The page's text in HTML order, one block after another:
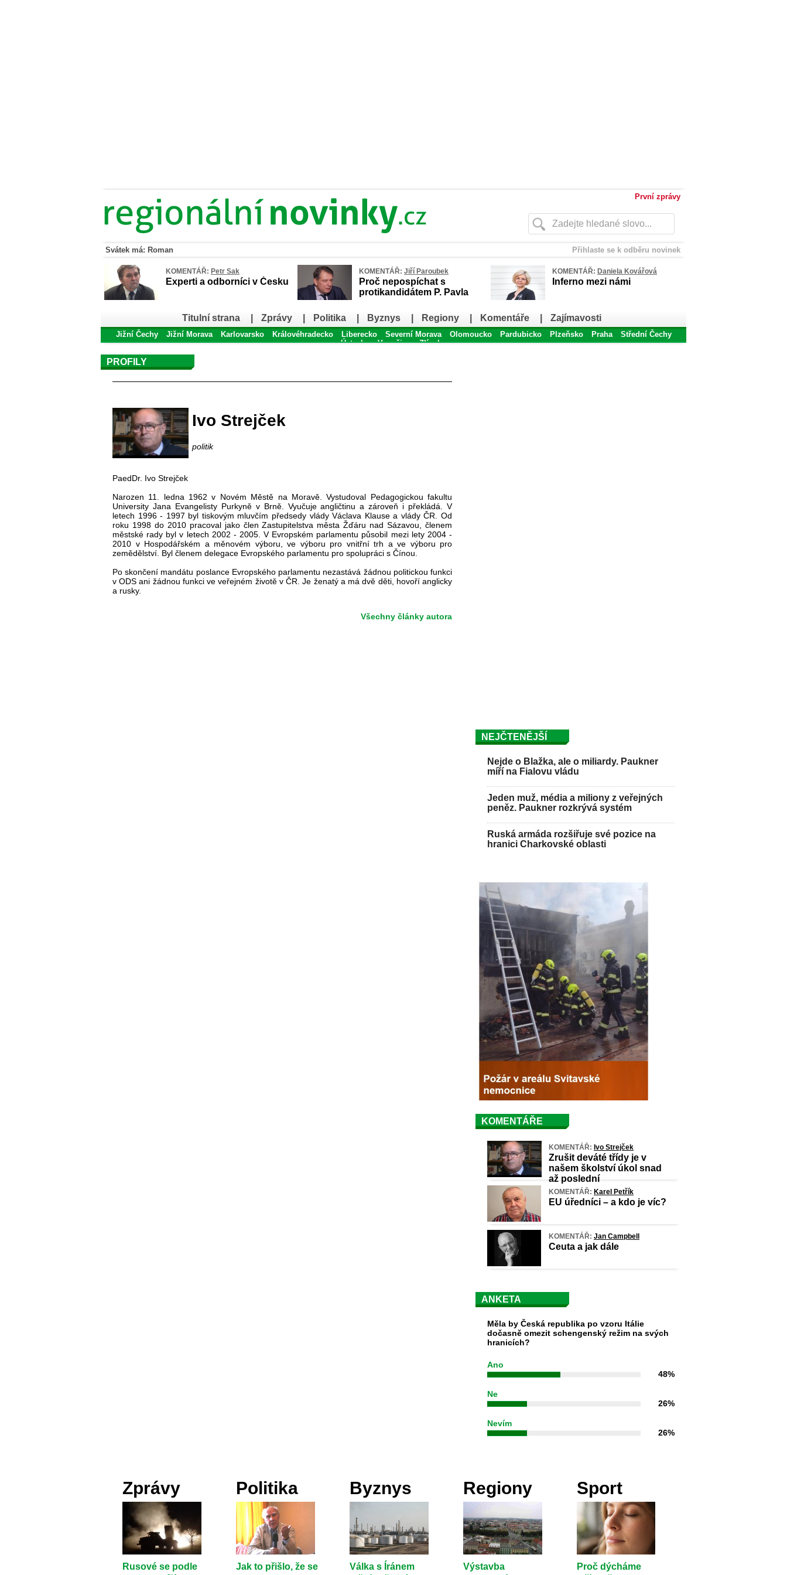
První zprávy
Přihlaste se k odběru novinek
Svátek má: Roman
KOMENTÁŘ: Petr Sak
Experti a odborníci v Česku
KOMENTÁŘ: Jiří Paroubek
Proč nepospíchat s
protikandidátem P. Pavla
KOMENTÁŘ: Daniela Kovářová
Inferno mezi námi
Titulní strana Zprávy Politika Byznys Regiony Komentáře Zajímavosti
Jižní Čechy Jižní Morava Karlovarsko Královéhradecko Liberecko Severní Morava Olomoucko Pardubicko Plzeňsko Praha
Střední Čechy
Ústecko
Vysočina Zlínsko
PROFILY
Ivo Strejček
politik
PaedDr. Ivo Strejček
Narozen 11. ledna 1962 v Novém Městě na Moravě. Vystudoval Pedagogickou fakultu
University Jana Evangelisty Purkyně v Brně. Vyučuje angličtinu a zároveň i překládá. V
letech 1996 - 1997 byl tiskovým mluvčím předsedy vlády Václava Klause a vlády ČR. Od
roku 1998 do 2010 pracoval jako člen Zastupitelstva města Žďáru nad Sázavou, členem
městské rady byl v letech 2002 - 2005. V Evropském parlamentu působil mezi lety 2004 -
2010 v Hospodářském a měnovém výboru, ve výboru pro vnitřní trh a ve výboru pro
zemědělství. Byl členem delegace Evropského parlamentu pro spolupráci s Čínou.
Po skončení mandátu poslance Evropského parlamentu nezastává žádnou politickou funkci
v ODS ani žádnou funkci ve veřejném životě v ČR. Je ženatý a má dvě děti, hovoří anglicky
a rusky.
Všechny články autora
NEJČTENĚJŠÍ
Nejde o Blažka, ale o miliardy. Paukner
míří na Fialovu vládu
Jeden muž, média a miliony z veřejných
peněz. Paukner rozkrývá systém
Ruská armáda rozšiřuje své pozice na
hranici Charkovské oblasti
KOMENTÁŘE
KOMENTÁŘ: Ivo Strejček
Zrušit deváté třídy je v
našem školství úkol snad
až poslední
KOMENTÁŘ: Karel Petřík
EU úředníci – a kdo je víc?
KOMENTÁŘ: Jan Campbell
Ceuta a jak dále
ANKETA
Měla by Česká republika po vzoru Itálie
dočasně omezit schengenský režim na svých
hranicích?
Ano
48%
Ne
26%
Nevím
26%
Zprávy
Rusové se podle
Politika
Jak to přišlo, že se
Byznys
Válka s Íránem
Regiony
Výstavba
Sport
Proč dýcháme